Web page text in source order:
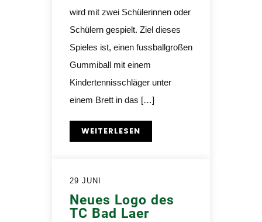
wird mit zwei Schülerinnen oder
Schülern gespielt. Ziel dieses
Spieles ist, einen fussballgroßen
Gummiball mit einem
Kindertennisschläger unter
einem Brett in das […]
WEITERLESEN
29 JUNI
Neues Logo des
TC Bad Laer